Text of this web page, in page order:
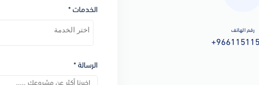
رقم الهاتف
الخدمات *
الرسالة *